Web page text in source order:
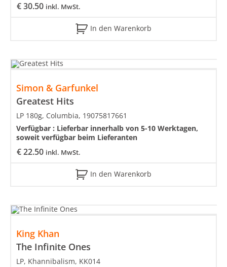
€30.50 inkl. MwSt.
In den Warenkorb
Simon & Garfunkel
Greatest Hits
€22.50 inkl. MwSt.
LP 180g, Columbia, 19075817661
Verfügbar : Lieferbar innerhalb von 5-10 Werktagen,
soweit verfügbar beim Lieferanten
In den Warenkorb
King Khan
The Infinite Ones
LP, Khannibalism, KK014